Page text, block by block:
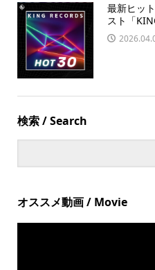
最新ヒッ
スト「
検索 / Search
オススメ動画 / Movie